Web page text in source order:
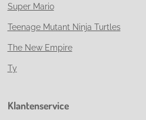
Super Mario
Teenage Mutant Ninja Turtles
The New Empire
Ty
Klantenservice